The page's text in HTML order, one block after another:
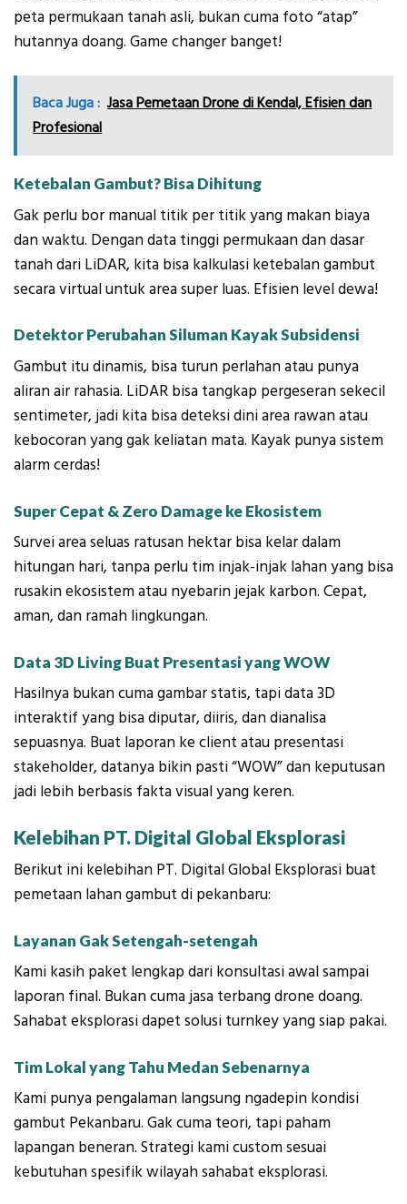
peta permukaan tanah asli, bukan cuma foto “atap”
hutannya doang. Game changer banget!
Baca Juga : Jasa Pemetaan Drone di Kendal, Efisien dan
Profesional
Ketebalan Gambut? Bisa Dihitung
Gak perlu bor manual titik per titik yang makan biaya
dan waktu. Dengan data tinggi permukaan dan dasar
tanah dari LiDAR, kita bisa kalkulasi ketebalan gambut
secara virtual untuk area super luas. Efisien level dewa!
Detektor Perubahan Siluman Kayak Subsidensi
Gambut itu dinamis, bisa turun perlahan atau punya
aliran air rahasia. LiDAR bisa tangkap pergeseran sekecil
sentimeter, jadi kita bisa deteksi dini area rawan atau
kebocoran yang gak keliatan mata. Kayak punya sistem
alarm cerdas!
Super Cepat & Zero Damage ke Ekosistem
Survei area seluas ratusan hektar bisa kelar dalam
hitungan hari, tanpa perlu tim injak-injak lahan yang bisa
rusakin ekosistem atau nyebarin jejak karbon. Cepat,
aman, dan ramah lingkungan.
Data 3D Living Buat Presentasi yang WOW
Hasilnya bukan cuma gambar statis, tapi data 3D
interaktif yang bisa diputar, diiris, dan dianalisa
sepuasnya. Buat laporan ke client atau presentasi
stakeholder, datanya bikin pasti “WOW” dan keputusan
jadi lebih berbasis fakta visual yang keren.
Kelebihan PT. Digital Global Eksplorasi
Berikut ini kelebihan PT. Digital Global Eksplorasi buat
pemetaan lahan gambut di pekanbaru:
Layanan Gak Setengah-setengah
Kami kasih paket lengkap dari konsultasi awal sampai
laporan final. Bukan cuma jasa terbang drone doang.
Sahabat eksplorasi dapet solusi turnkey yang siap pakai.
Tim Lokal yang Tahu Medan Sebenarnya
Kami punya pengalaman langsung ngadepin kondisi
gambut Pekanbaru. Gak cuma teori, tapi paham
lapangan beneran. Strategi kami custom sesuai
kebutuhan spesifik wilayah sahabat eksplorasi.